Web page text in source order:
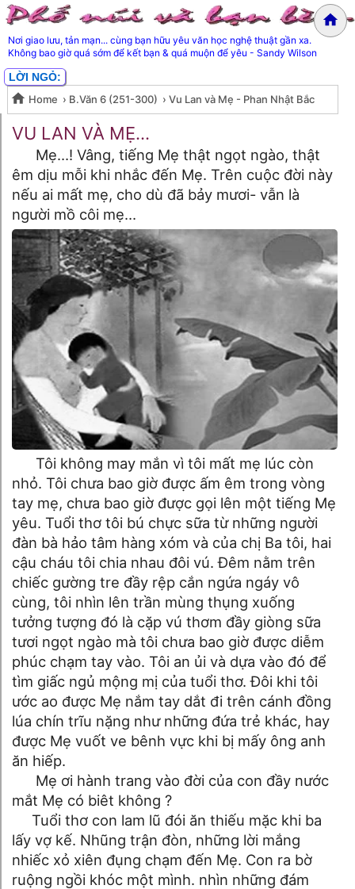
Nơi giao lưu, tản mạn... cùng bạn hữu yêu văn học nghệ thuật gần xa.
Không bao giờ quá sớm để kết bạn & quá muộn để yêu - Sandy Wilson
LỜI NGỎ:
Home › B.Văn 6 (251-300) › Vu Lan và Mẹ - Phan Nhật Bắc
Vu Lan và Mẹ - Phan Nhật Bắc
VU LAN VÀ MẸ...
Mẹ…! Vâng, tiếng Mẹ thật ngọt ngào, thật
êm dịu mỗi khi nhắc đến Mẹ. Trên cuộc đời này
nếu ai mất mẹ, cho dù đã bảy mươi- vẫn là
người mồ côi mẹ…
Tôi không may mắn vì tôi mất mẹ lúc còn
nhỏ. Tôi chưa bao giờ được ấm êm trong vòng
tay mẹ, chưa bao giờ được gọi lên một tiếng Mẹ
yêu. Tuổi thơ tôi bú chực sữa từ những người
đàn bà hảo tâm hàng xóm và của chị Ba tôi, hai
cậu cháu tôi chia nhau đôi vú. Đêm nằm trên
chiếc gường tre đầy rệp cắn ngứa ngáy vô
cùng, tôi nhìn lên trần mùng thụng xuống
tưởng tượng đó là cặp vú thơm đầy giòng sữa
tươi ngọt ngào mà tôi chưa bao giờ được diễm
phúc chạm tay vào. Tôi an ủi và dựa vào đó để
tìm giấc ngủ mộng mị của tuổi thơ. Đôi khi tôi
ước ao được Mẹ nắm tay dắt đi trên cánh đồng
lúa chín trĩu nặng như những đứa trẻ khác, hay
được Mẹ vuốt ve bênh vực khi bị mấy ông anh
ăn hiếp.
Mẹ ơi hành trang vào đời của con đầy nước
mắt Mẹ có biêt không ?
Tuổi thơ con lam lũ đói ăn thiếu mặc khi ba
lấy vợ kế. Nhũng trận đòn, những lời mắng
nhiếc xỏ xiên đụng chạm đến Mẹ. Con ra bờ
ruộng ngồi khóc một mình. nhìn những đám